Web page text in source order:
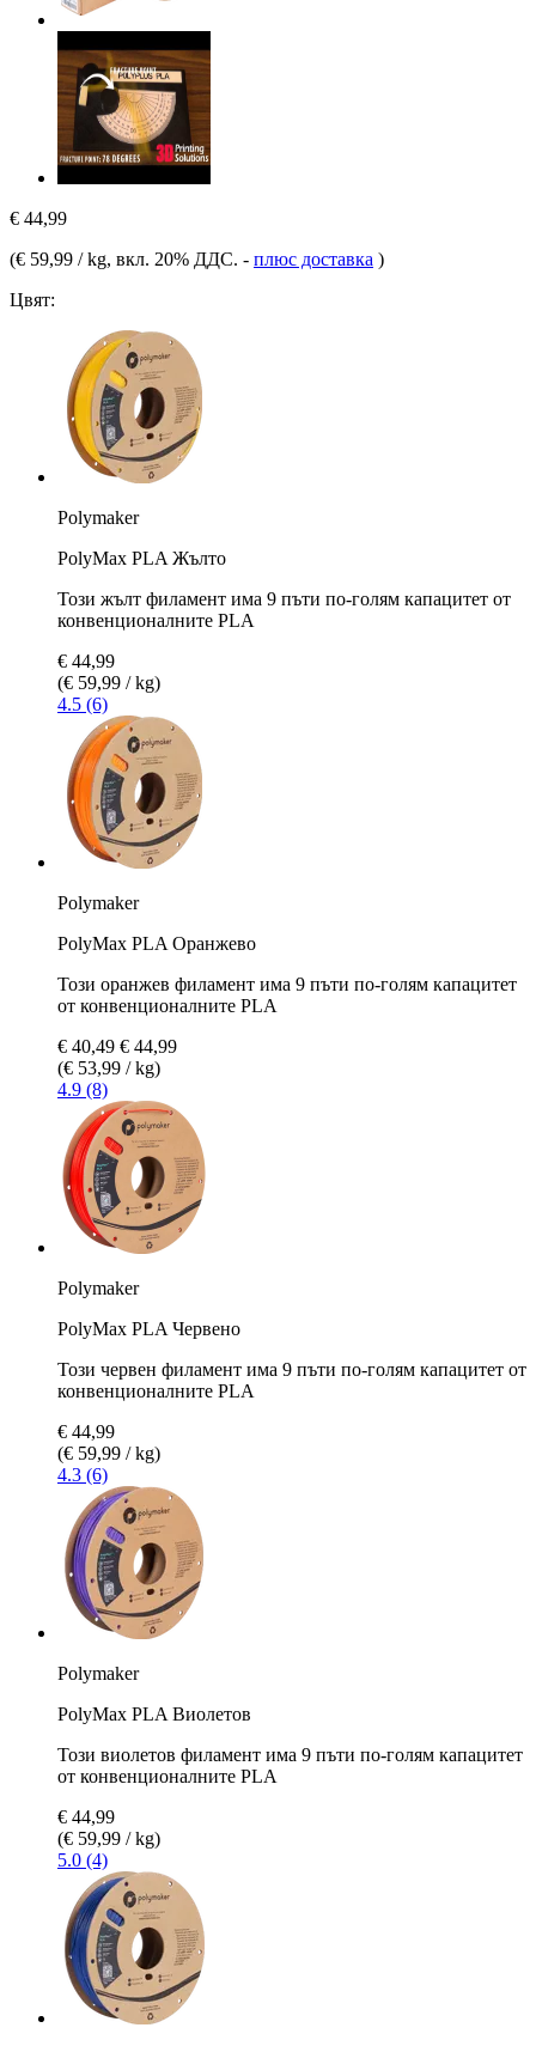
€ 44,99
(€ 59,99 / kg, вкл. 20% ДДС. - плюс доставка )
Цвят:
Polymaker
PolyMax PLA Жълто
Този жълт филамент има 9 пъти по-голям капацитет от
конвенционалните PLA
€ 44,99
(€ 59,99 / kg)
4.5 (6)
Polymaker
PolyMax PLA Оранжево
Този оранжев филамент има 9 пъти по-голям капацитет
от конвенционалните PLA
€ 40,49 € 44,99
(€ 53,99 / kg)
4.9 (8)
Polymaker
PolyMax PLA Червено
Този червен филамент има 9 пъти по-голям капацитет от
конвенционалните PLA
€ 44,99
(€ 59,99 / kg)
4.3 (6)
Polymaker
PolyMax PLA Виолетов
Този виолетов филамент има 9 пъти по-голям капацитет
от конвенционалните PLA
€ 44,99
(€ 59,99 / kg)
5.0 (4)